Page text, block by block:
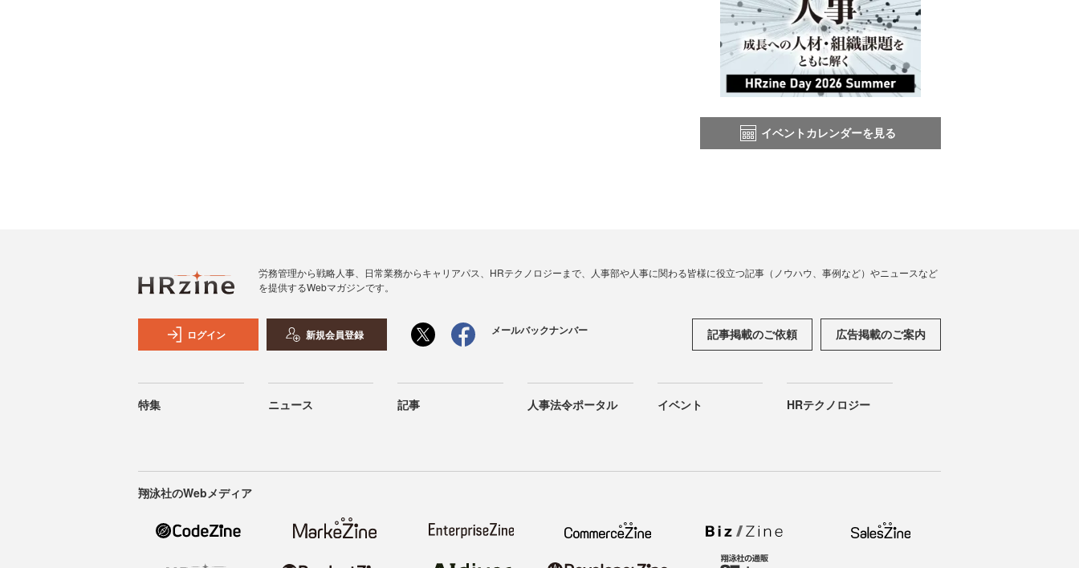
イベントカレンダーを見る
労務管理から戦略人事、日常業務からキャリアパス、HRテクノロジーまで、人事部や人事に関わる皆様に役立つ記事（ノウハウ、事例など）やニュースなど
を提供するWebマガジンです。
ログイン 新規会員登録 メールバックナンバー 記事掲載のご依頼 広告掲載のご案内
特集 ニュース 記事 人事法令ポータル イベント HRテクノロジー
翔泳社のWebメディア